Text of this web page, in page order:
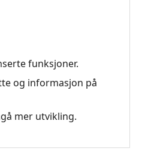
funksjoner.
og informasjon på
mer utvikling.